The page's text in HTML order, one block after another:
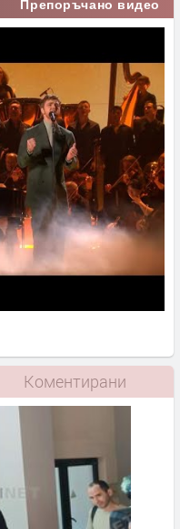
Препоръчано видео
Коментирани